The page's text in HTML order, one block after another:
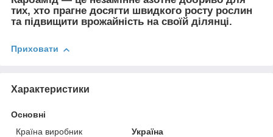
тих, хто прагне досягти швидкого росту рослин
та підвищити врожайність на своїй ділянці.
Приховати
Характеристики
Основні
Країна виробник
Україна